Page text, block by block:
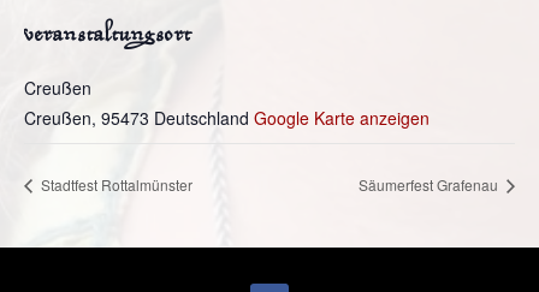
veranstaltungsort
Creußen
Creußen, 95473 Deutschland Google Karte anzeigen
Stadtfest Rottalmünster Säumerfest Grafenau